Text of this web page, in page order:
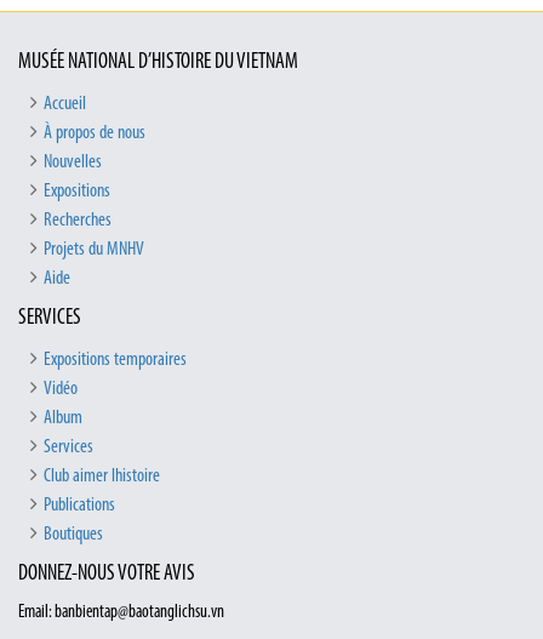
MUSÉE NATIONAL D’HISTOIRE DU VIETNAM
Accueil
À propos de nous
Nouvelles
Expositions
Recherches
Projets du MNHV
Aide
SERVICES
Expositions temporaires
Vidéo
Album
Services
Club aimer lhistoire
Publications
Boutiques
DONNEZ-NOUS VOTRE AVIS
Email: banbientap@baotanglichsu.vn